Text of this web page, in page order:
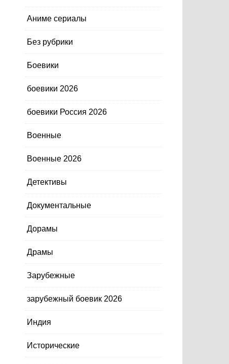
Аниме сериалы
Без рубрики
Боевики
боевики 2026
боевики Россия 2026
Военные
Военные 2026
Детективы
Документальные
Дорамы
Драмы
Зарубежные
зарубежный боевик 2026
Индия
Исторические